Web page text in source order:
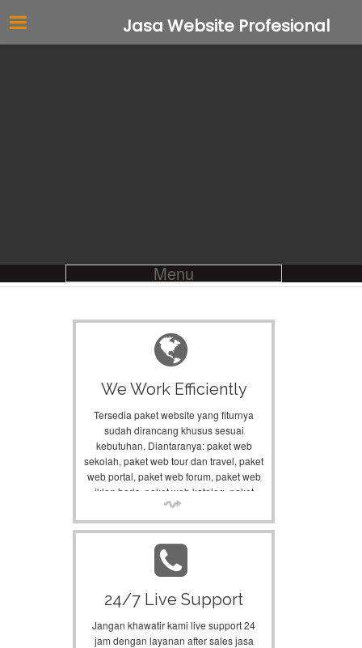
Menu
We Work Efficiently
Tersedia paket website yang fiturnya
sudah dirancang khusus sesuai
kebutuhan. Diantaranya: paket web
sekolah, paket web tour dan travel, paket
web portal, paket web forum, paket web
iklan baris, paket web katalog, paket
web profil usaha, dll.
24/7 Live Support
Jangan khawatir kami live support 24
jam dengan layanan after sales jasa
Jasa Website Profesional